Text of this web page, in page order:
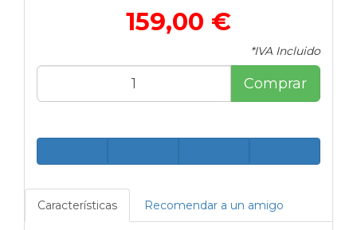
159,00 €
*IVA Incluido
Comprar
Características Recomendar a un amigo